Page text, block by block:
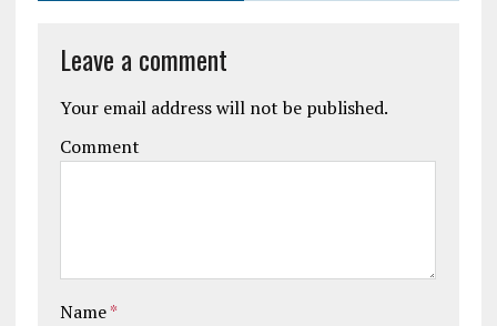
Leave a comment
Your email address will not be published.
Comment
Name*